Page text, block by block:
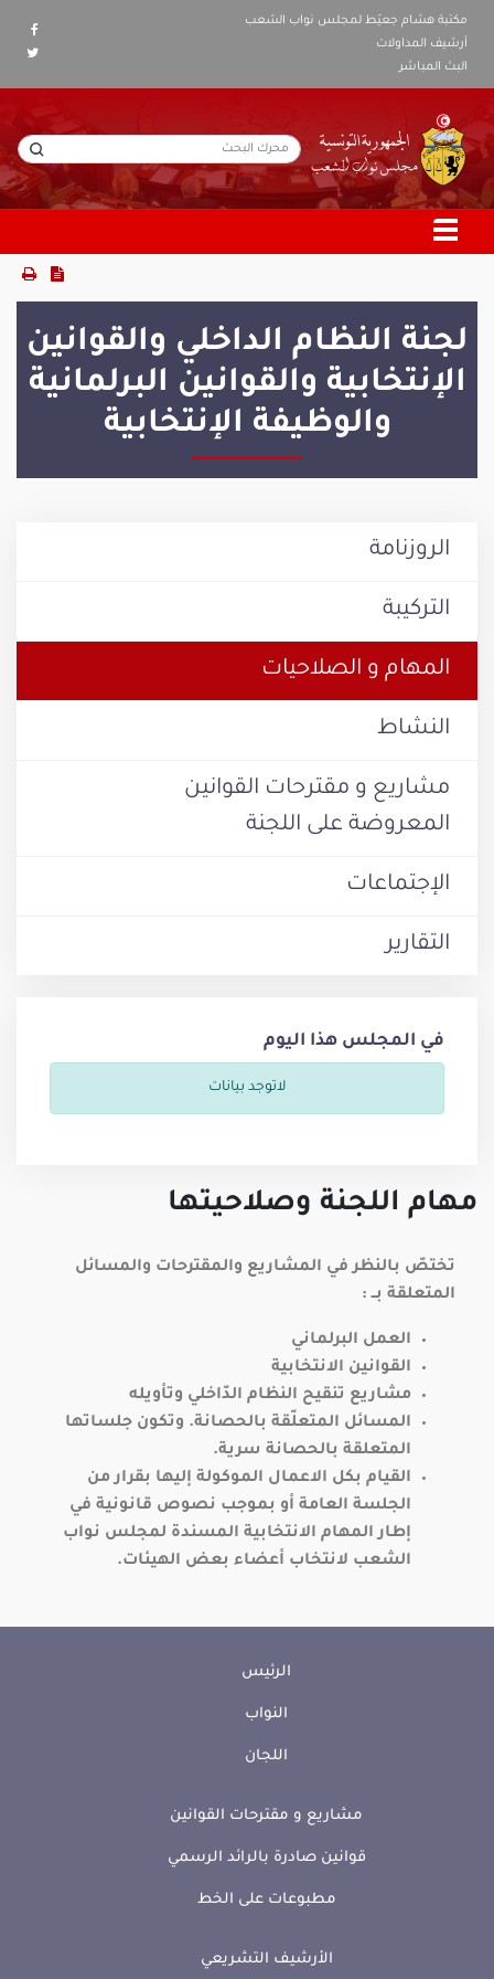
مكتبة هشام جعيّط لمجلس نواب الشعب
أرشيف المداولات
البث المباشر
لجنة النظام الداخلي والقوانين
الإنتخابية والقوانين البرلمانية
والوظيفة الإنتخابية
الروزنامة
التركيبة
المهام و الصلاحيات
النشاط
مشاريع و مقترحات القوانين
المعروضة على اللجنة
الإجتماعات
التقارير
في المجلس هذا اليوم
لاتوجد بيانات
مهام اللجنة وصلاحيتها
تختصّ بالنظر في المشاريع والمقترحات والمسائل
المتعلقة بــ :
العمل البرلماني
القوانين الانتخابية
مشاريع تنقيح النظام الدّاخلي وتأويله
المسائل المتعلّقة بالحصانة. وتكون جلساتها
المتعلقة بالحصانة سرية.
القيام بكل الاعمال الموكولة إليها بقرار من
الجلسة العامة أو بموجب نصوص قانونية في
إطار المهام الانتخابية المسندة لمجلس نواب
الشعب لانتخاب أعضاء بعض الهيئات.
الرئيس
النواب
اللجان
مشاريع و مقترحات القوانين
قوانين صادرة بالرائد الرسمي
مطبوعات على الخط
الأرشيف التشريعي